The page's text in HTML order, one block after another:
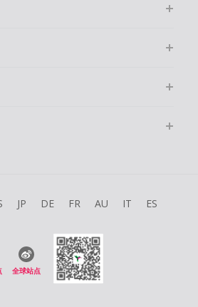
JP DE FR AU IT ES
全球站点